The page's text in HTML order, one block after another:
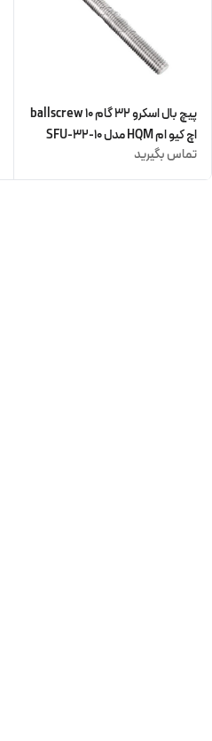
پیچ بال اسکرو 32 گام 10 ballscrew
اچ کیو ام HQM مدل SFU-32-10
(زنگار دارد) (اورجینال وارداتی)
تماس بگیرید